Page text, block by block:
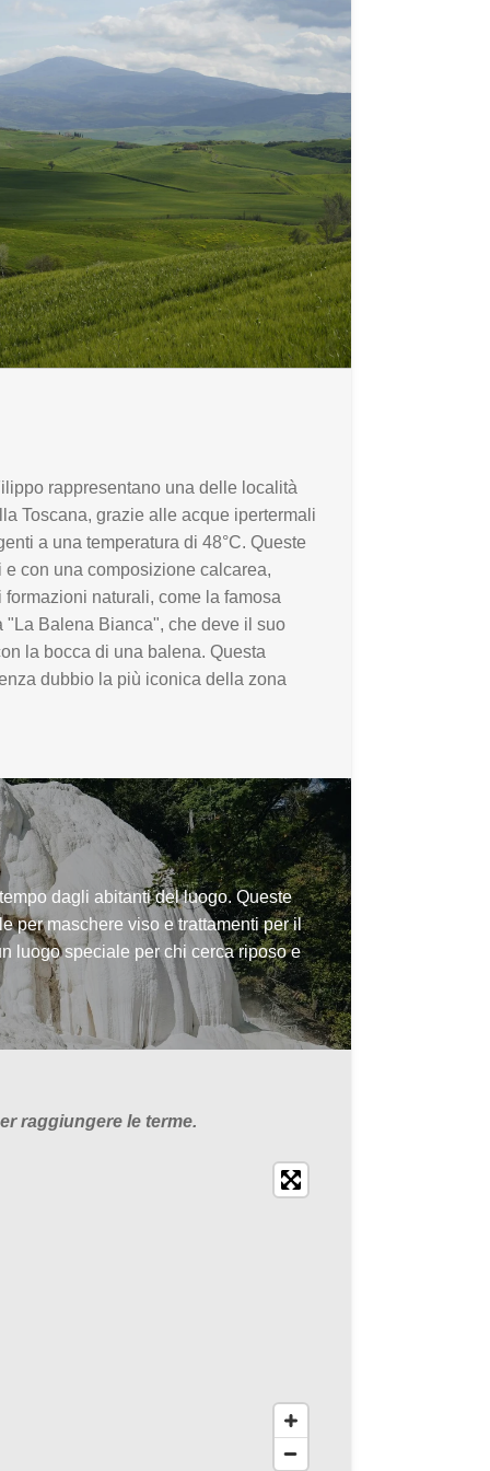
rappresentano una delle località
Toscana, grazie alle acque ipertermali
a una temperatura di 48°C. Queste
con una composizione calcarea,
naturali, come la famosa
"La Balena Bianca", che deve il suo
la bocca di una balena. Questa
dubbio la più iconica della zona
dagli abitanti del luogo. Queste
per maschere viso e trattamenti per il
luogo speciale per chi cerca riposo e
raggiungere le terme.